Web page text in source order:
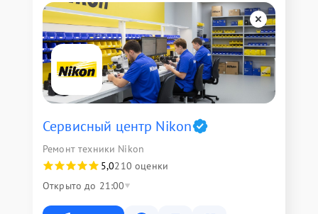
Сервисный центр Nikon
Ремонт техники Nikon
5,0210 оценки
Открыто до 21:00